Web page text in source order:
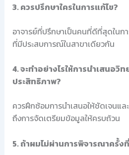
3. ควรปรึกษาใครในการแก้ไข?
อาจารย์ที่ปรึกษาเป็นคนที่ดีที่สุดในก
ที่มีประสบการณ์ในสาขาเดียวกัน
4. จะทำอย่างไรให้การนำเสนอ
ประสิทธิภาพ?
ควรฝึกซ้อมการนำเสนอให้ชัดเจนแล
ถึงการจัดเตรียมข้อมูลให้ครบถ้วน
5. ถ้าผมไม่ผ่านการพิจารณาครั้ง